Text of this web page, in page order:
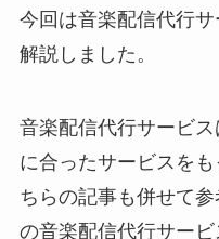
今回は音楽配信代行
解説しました。
音楽配信代行サービ
に合ったサービスを
ちらの記事も併せて
の音楽配信代行サー